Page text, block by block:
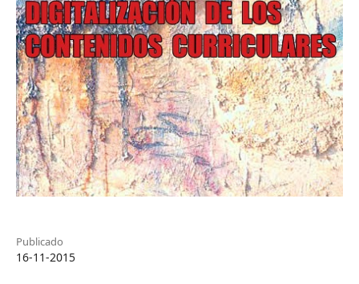
Publicado
16-11-2015